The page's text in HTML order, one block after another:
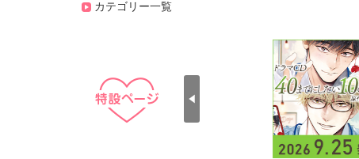
カテゴリー一覧